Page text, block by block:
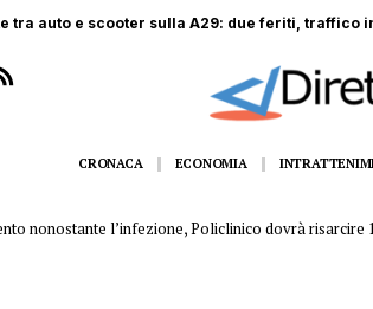
tra auto e scooter sulla A29: due feriti, traffico
CRONACA ECONOMIA
nonostante l’infezione, Policlinico dovrà risarcire